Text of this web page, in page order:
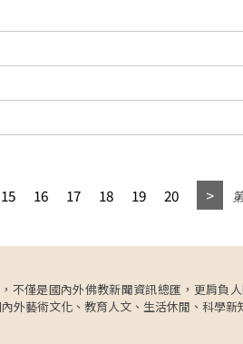
15 16 17 18 19 20
僅是國內外佛教新聞資訊總匯，更肩負
外藝術文化、教育人文、生活休閒、科學